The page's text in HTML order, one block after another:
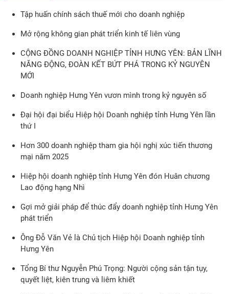
Tập huấn chính sách thuế mới cho doanh nghiệp
Mở rộng không gian phát triển kinh tế liên vùng
CỘNG ĐỒNG DOANH NGHIỆP TỈNH HƯNG YÊN: BẢN LĨNH
NĂNG ĐỘNG, ĐOÀN KẾT BỨT PHÁ TRONG KỶ NGUYÊN
MỚI
Doanh nghiệp Hưng Yên vươn mình trong kỷ nguyên số
Đại hội đại biểu Hiệp hội Doanh nghiệp tỉnh Hưng Yên lần
thứ I
Hơn 300 doanh nghiệp tham gia hội nghị xúc tiến thương
mại năm 2025
Hiệp hội doanh nghiệp tỉnh Hưng Yên đón Huân chương
Lao động hạng Nhì
Gợi mở giải pháp để thúc đẩy doanh nghiệp tỉnh Hưng Yên
phát triển
Ông Đỗ Văn Vẻ là Chủ tịch Hiệp hội Doanh nghiệp tỉnh
Hưng Yên
Tổng Bí thư Nguyễn Phú Trọng: Người cộng sản tận tụy,
quyết liệt, kiên trung và liêm khiết